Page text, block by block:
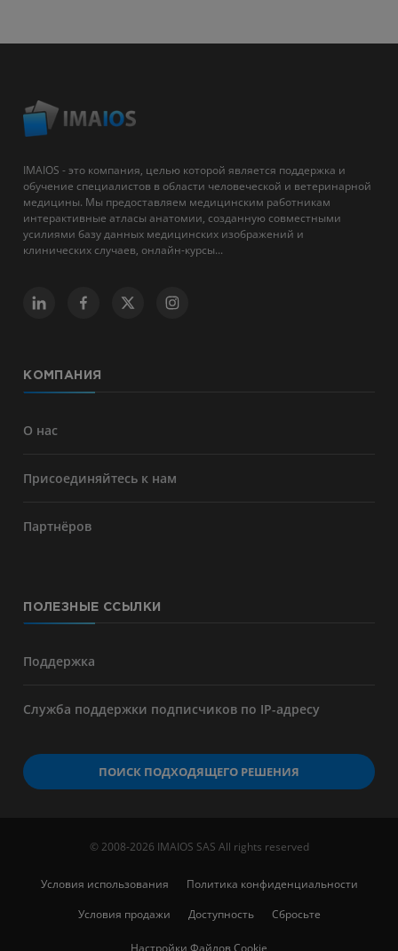
IMAIOS - это компания, целью которой является поддержка и
обучение специалистов в области человеческой и ветеринарной
медицины. Мы предоставляем медицинским работникам
интерактивные атласы анатомии, созданную совместными
усилиями базу данных медицинских изображений и
клинических случаев, онлайн-курсы...
КОМПАНИЯ
О нас
Присоединяйтесь к нам
Партнёров
ПОЛЕЗНЫЕ ССЫЛКИ
Поддержка
Служба поддержки подписчиков по IP-адресу
ПОИСК ПОДХОДЯЩЕГО РЕШЕНИЯ
© 2008-2026 IMAIOS SAS All rights reserved
Условия использования
Политика конфиденциальности
Условия продажи
Доступность Сбросьте
Настройки Файлов Cookie